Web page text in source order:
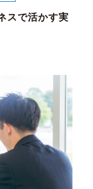
スで活かす実